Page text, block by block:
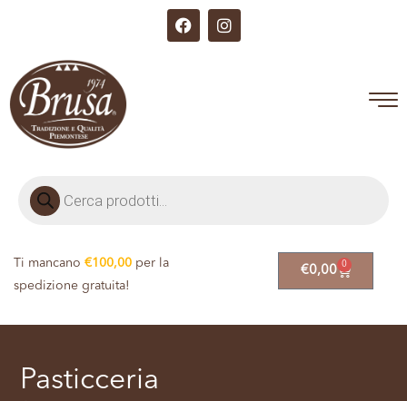
Ti mancano €100,00 per la
spedizione gratuita!
€0,00 0
Pasticceria